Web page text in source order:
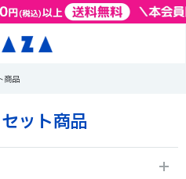
商品
ット商品